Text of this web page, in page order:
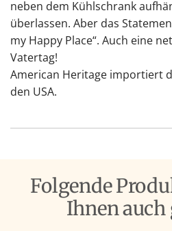
neben dem Kühlschrank
überlassen. Aber das
my Happy Place“. Auch eine
Vatertag!
American Heritage importiert
den USA.
Folgende Produkte könnten
Ihnen auch